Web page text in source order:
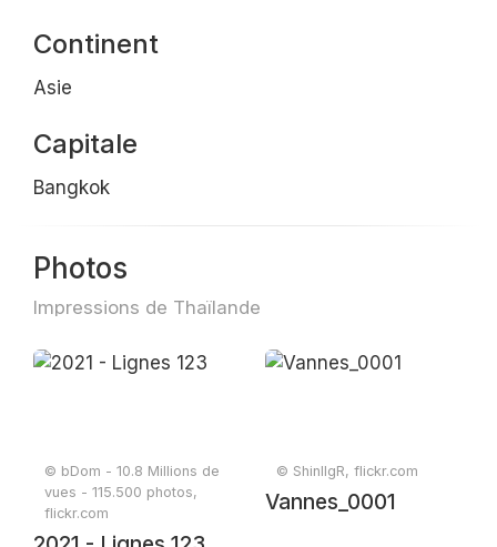
Continent
Asie
Capitale
Bangkok
Photos
Impressions de Thaïlande
© bDom - 10.8 Millions de
vues - 115.500 photos,
flickr.com
© ShinIlgR, flickr.com
Vannes_0001